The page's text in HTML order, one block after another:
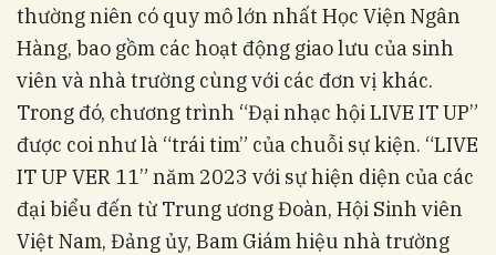
thường niên có quy mô lớn nhất Học Viện Ngân
Hàng, bao gồm các hoạt động giao lưu của sinh
viên và nhà trường cùng với các đơn vị khác.
Trong đó, chương trình “Đại nhạc hội LIVE IT UP”
được coi như là “trái tim” của chuỗi sự kiện. “LIVE
IT UP VER 11” năm 2023 với sự hiện diện của các
đại biểu đến từ Trung ương Đoàn, Hội Sinh viên
Việt Nam, Đảng ủy, Bam Giám hiệu nhà trường